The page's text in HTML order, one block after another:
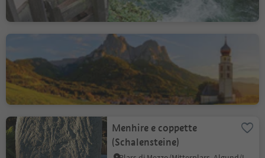
St. Valentin Church
Menhire e coppette
(Schalensteine)